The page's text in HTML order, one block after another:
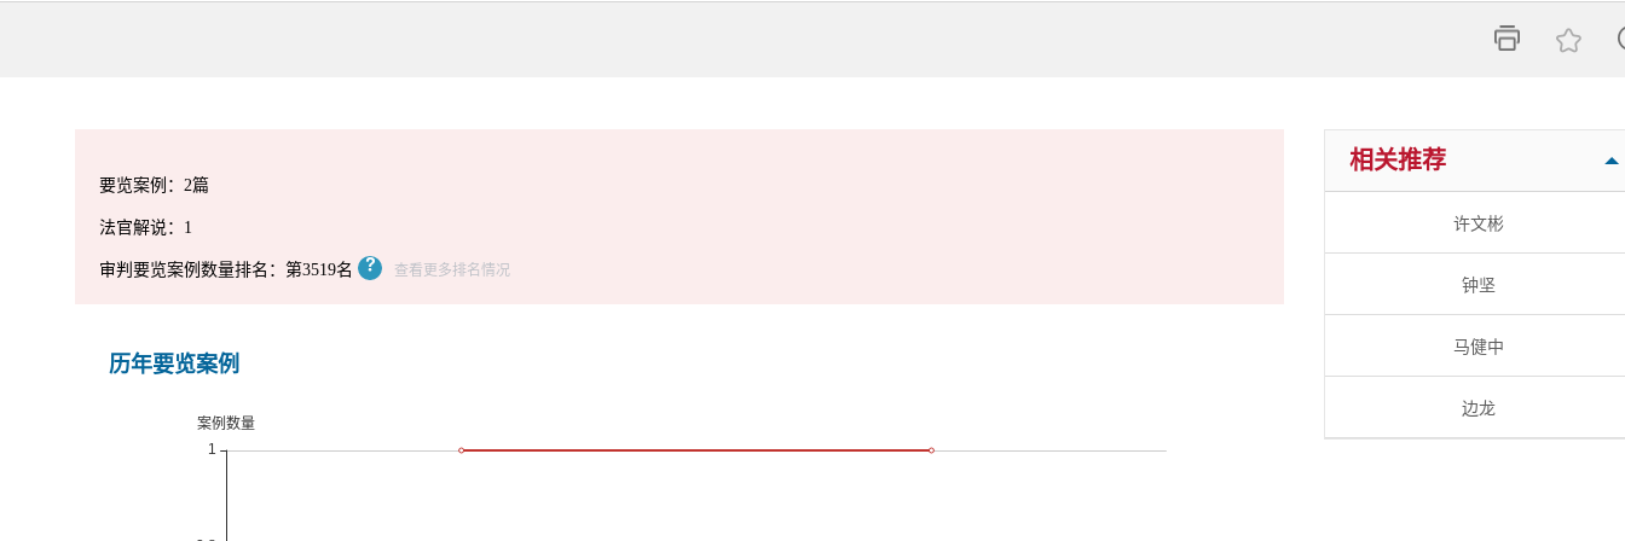

要览案例：2篇
法官解说：1
审判要览案例数量排名：第3519名 查看更多排名情况
历年要览案例
相关推荐
许文彬
钟坚
马健中
边龙